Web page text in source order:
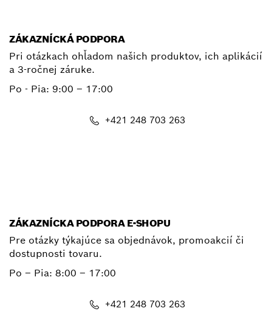
ZÁKAZNÍCKÁ PODPORA
Pri otázkach ohľadom našich produktov, ich aplikácií
a 3-ročnej záruke.
Po - Pia: 9:00 – 17:00
+421 248 703 263
ZÁKAZNÍCKA PODPORA E-SHOPU
Pre otázky týkajúce sa objednávok, promoakcií či
dostupnosti tovaru.
Po – Pia: 8:00 – 17:00
+421 248 703 263